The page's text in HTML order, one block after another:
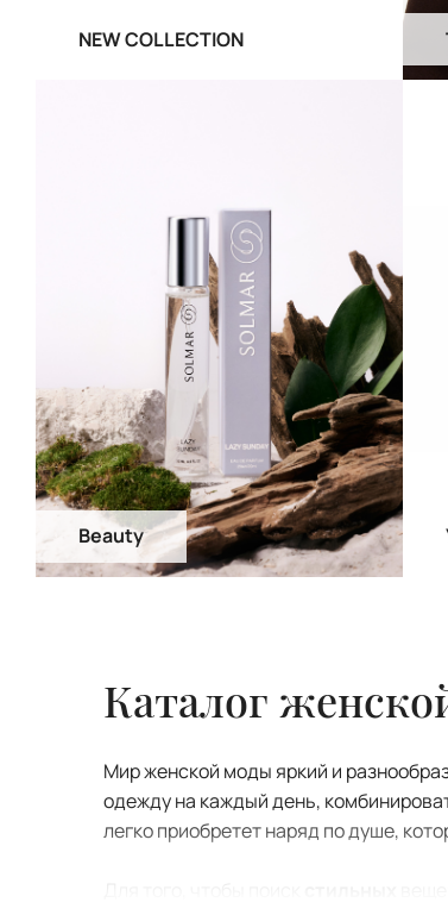
NEW COLLECTION
Beauty
Каталог
Мир женской моды яркий и
одежду на каждый день,
легко приобретет наряд по душе,